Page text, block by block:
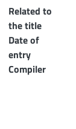
Related to
the title
Date of
entry
Compiler